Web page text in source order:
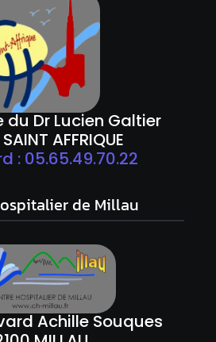
du Dr Lucien Galtier
AFFRIQUE
: 05.65.49.70.22
de Millau
Achille Souques